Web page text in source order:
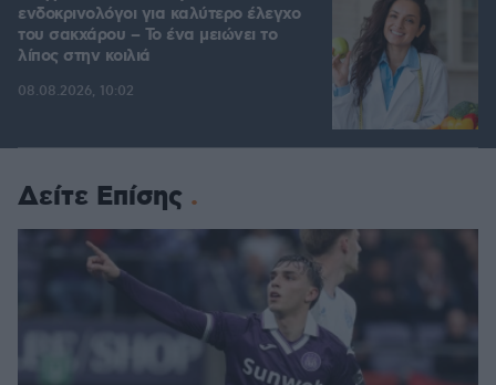
ενδοκρινολόγοι για καλύτερο έλεγχο
του σακχάρου – Το ένα μειώνει το
λίπος στην κοιλιά
08.08.2026, 10:02
Δείτε Επίσης